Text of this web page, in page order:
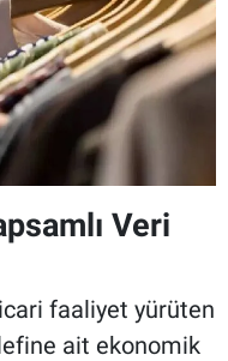
Veri
faaliyet yürüten
ait ekonomik